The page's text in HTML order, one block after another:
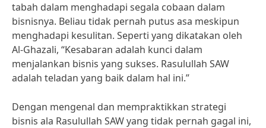
tabah dalam menghadapi segala cobaan dalam
bisnisnya. Beliau tidak pernah putus asa meskipun
menghadapi kesulitan. Seperti yang dikatakan oleh
Al-Ghazali, “Kesabaran adalah kunci dalam
menjalankan bisnis yang sukses. Rasulullah SAW
adalah teladan yang baik dalam hal ini.”
Dengan mengenal dan mempraktikkan strategi
bisnis ala Rasulullah SAW yang tidak pernah gagal ini,